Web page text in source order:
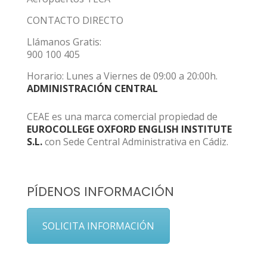
CONTACTO DIRECTO
Llámanos Gratis:
900 100 405
Horario: Lunes a Viernes de 09:00 a 20:00h.
ADMINISTRACIÓN CENTRAL
CEAE es una marca comercial propiedad de
EUROCOLLEGE OXFORD ENGLISH INSTITUTE
S.L.con Sede Central Administrativa en Cádiz.
PÍDENOS INFORMACIÓN
SOLICITA INFORMACIÓN